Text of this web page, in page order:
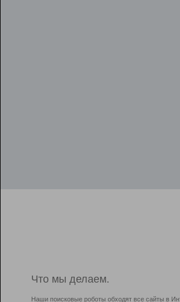
Что мы делаем.
Наши поисковые роботы обходят все сайты в